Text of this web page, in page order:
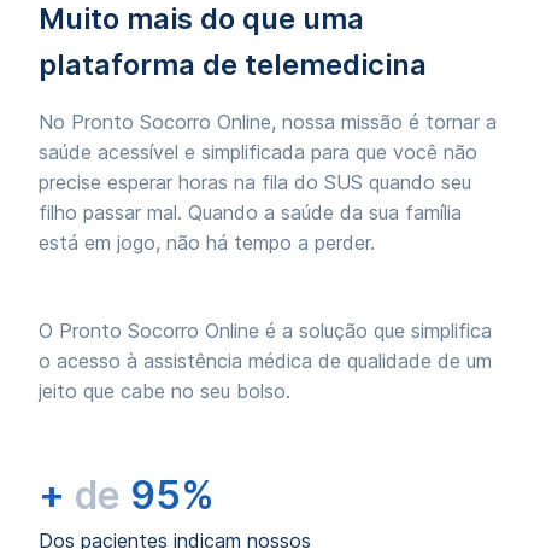
Muito mais do que uma
plataforma de telemedicina
No Pronto Socorro Online, nossa missão é tornar a
saúde acessível e simplificada para que você não
precise esperar horas na fila do SUS quando seu
filho passar mal. Quando a saúde da sua família
está em jogo, não há tempo a perder.
O Pronto Socorro Online é a solução que simplifica
o acesso à assistência médica de qualidade de um
jeito que cabe no seu bolso.
+ de 95%
Dos pacientes indicam nossos